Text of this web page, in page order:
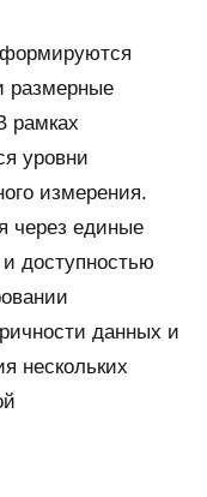
формируются
размерные
рамках
уровни
измерения.
через единые
доступностью
данных и
нескольких